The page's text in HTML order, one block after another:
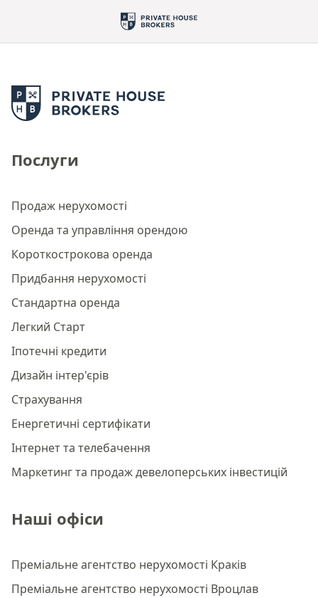
Послуги
Продаж нерухомості
Оренда та управління орендою
Короткострокова оренда
Придбання нерухомості
Стандартна оренда
Легкий Старт
Іпотечні кредити
Дизайн інтер'єрів
Страхування
Енергетичні сертифікати
Інтернет та телебачення
Маркетинг та продаж девелоперських інвестицій
Наші офіси
Преміальне агентство нерухомості Краків
Преміальне агентство нерухомості Вроцлав